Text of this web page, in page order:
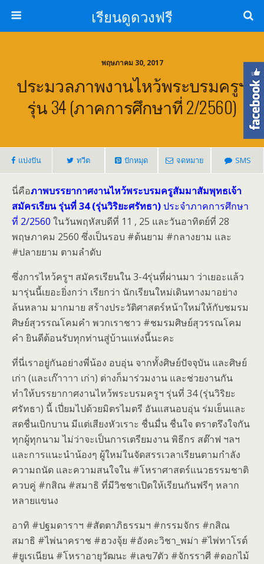
เรียนดูดวงฟรี
พฤษภาคม 30, 2017
ประมวลภาพงานไหว้พระบรมครูฯ
รุ่น 34 (ภาคการศึกษาที่ 2/2560)
แบ่งปัน ทวีต ปักหมุด จดหมาย SMS
นี่คือภาพบรรยากาศงานไหว้พระบรมครูสัมมาสัมพุทธเจ้า
สมัครเรียน รุ่นที่ 34 (รุ่นวิริยะศรัทธา)ประจำภาคการศึกษา
ที่ 2/2560 ในวันพฤหัสบดีที่ 11 , 25 และวันอาทิตย์ที่ 28
พฤษภาคม 2560 ซึ่งเป็นรอบ #ต้นยาม #กลางยาม และ
#ปลายยาม ตามลำดับ
ซึ่งการไหว้ครูฯ สมัครเรียนใน 3-4รุ่นที่ผ่านมา ว่าเยอะแล้ว
มารุ่นนี้เยอะยิ่งกว่า เรียกว่า นักเรียนใหม่เดินทางมาอย่าง
ล้นหลาม มากมาย สร้างประวัติศาสตร์หน้าใหม่ให้กับชมรม
ศิษย์สุวรรณโคมคำ พวกเราชาว #ชมรมศิษย์สุวรรณโคม
คำ ยินดีต้อนรับทุกท่านสู่บ้านแห่งนี้นะคะ
ที่นี่เราอยู่กันอย่างพี่น้อง อบอุ่น จากทั้งศิษย์ปัจจุบัน และศิษย์
เก่า (และเก๊าาาา เก่า) ต่างก็มาร่วมงาน และช่วยงานกัน
ทำให้บรรยากาศงานไหว้พระบรมครูฯ รุ่นที่ 34 (รุ่นวิริยะ
ศรัทธา) นี้ เปี่ยมไปด้วยมิตรไมตรี อันแสนอบอุ่น ร่มเย็นและ
สดชื่นเบิกบาน มีแต่เสียงหัวเราะ ชื่นมื่น ชื่นใจ ตราตรึงใจกัน
ทุกผู้ทุกนาม ไม่ว่าจะเป็นการเตรียมงาน พิธีกร สต๊าฟ ฯลฯ
และการแนะนำน้องๆ ผู้ใหม่ในจัดสรรเวลาเรียนตามกำลัง
ความถนัด และความสนใจใน #โหราศาสตร์แนวธรรมชาติ
ควบคู่ #กสิณ #สมาธิ ที่มีวิชชาเปิดให้เรียนกันฟรีๆ หลาก
หลายแขนง
อาทิ #ปฐมดาราฯ #สัตตาภิธรรมฯ #กรรมจักร #กสิณ
สมาธิ #ไพ่นาคราช #ฮวงจุ้ย #อังคะวิชา_พม่า #ไพ่ทาโรต์
#ยูเรเนียน #โหราอายุวัฒนะ #เลข7ตัว #จักรราศี #ดอกไม้